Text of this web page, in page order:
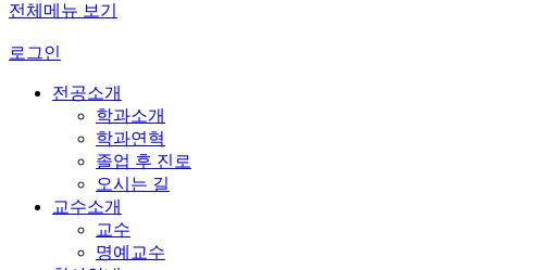
전체메뉴 보기
로그인
전공소개
학과소개
학과연혁
졸업 후 진로
오시는 길
교수소개
교수
명예교수